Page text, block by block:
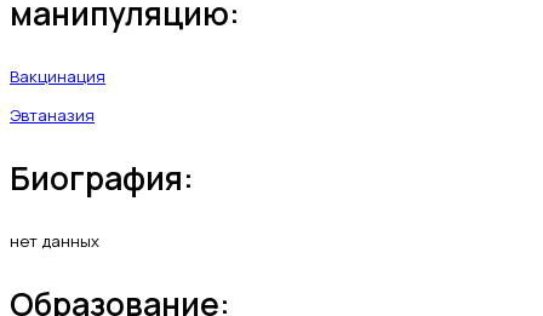
манипуляцию:
Вакцинация
Эвтаназия
Биография:
нет данных
Образование: